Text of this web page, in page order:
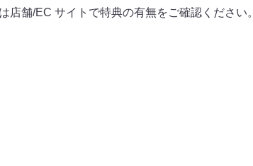
舗/EC サイトで特典の有無をご確認ください。